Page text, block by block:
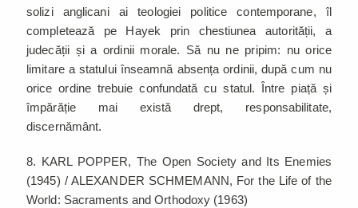
solizi anglicani ai teologiei politice contemporane, îl
completează pe Hayek prin chestiunea autorității, a
judecății și a ordinii morale. Să nu ne pripim: nu orice
limitare a statului înseamnă absența ordinii, după cum nu
orice ordine trebuie confundată cu statul. Între piață și
împărăție mai există drept, responsabilitate,
discernământ.
8. KARL POPPER, The Open Society and Its Enemies
(1945) / ALEXANDER SCHMEMANN, For the Life of the
World: Sacraments and Orthodoxy (1963)